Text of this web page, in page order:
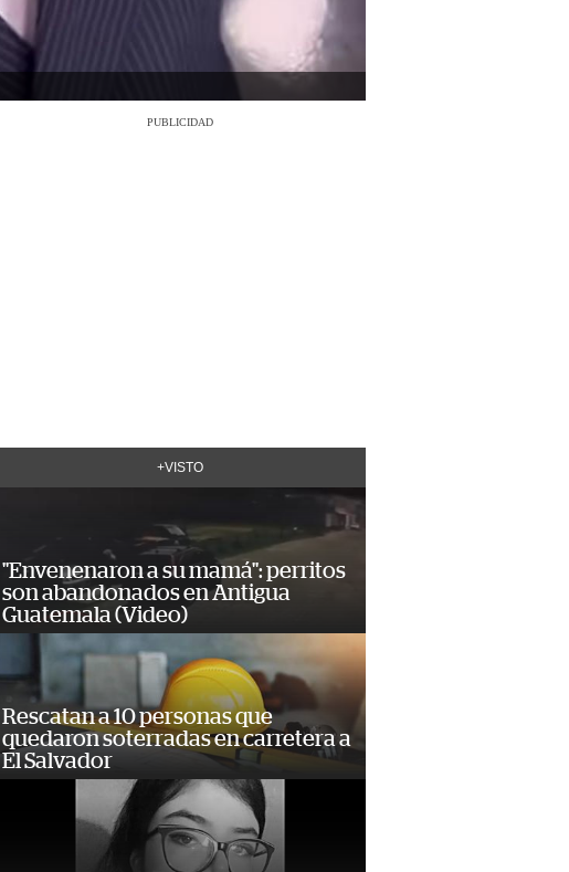
PUBLICIDAD
+VISTO
"Envenenaron a su mamá": perritos
son abandonados en Antigua
Guatemala (Video)
Rescatan a 10 personas que
quedaron soterradas en carretera a
El Salvador